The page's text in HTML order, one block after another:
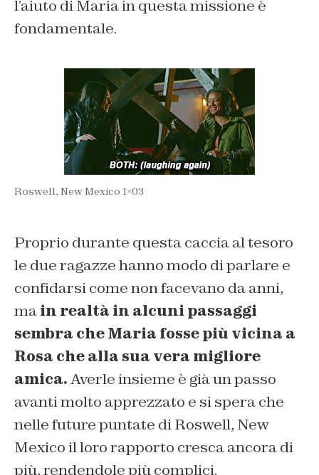
l’aiuto di Maria in questa missione è
fondamentale.
Roswell, New Mexico 1×03
Proprio durante questa caccia al tesoro
le due ragazze hanno modo di parlare e
confidarsi come non facevano da anni,
main realtà in alcuni passaggi
sembra che Maria fosse più vicina a
Rosa che alla sua vera migliore
amica.Averle insieme è già un passo
avanti molto apprezzato e si spera che
nelle future puntate di Roswell, New
Mexico il loro rapporto cresca ancora di
più, rendendole più complici.